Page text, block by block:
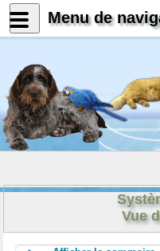
Vue
Menu de